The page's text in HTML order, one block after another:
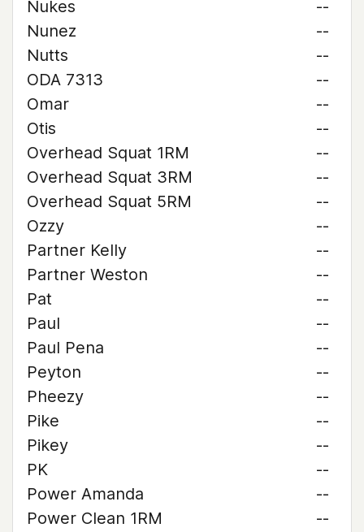
Nukes
--
Nunez
--
Nutts
--
ODA 7313
--
Omar
--
Otis
--
Overhead Squat 1RM
--
Overhead Squat 3RM
--
Overhead Squat 5RM
--
Ozzy
--
Partner Kelly
--
Partner Weston
--
Pat
--
Paul
--
Paul Pena
--
Peyton
--
Pheezy
--
Pike
--
Pikey
--
PK
--
Power Amanda
--
Power Clean 1RM
--